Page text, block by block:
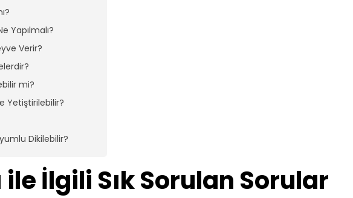
Yapılmalı?
Verir?
mi?
Yetiştirilebilir?
Dikilebilir?
İlgili Sık Sorulan Sorular